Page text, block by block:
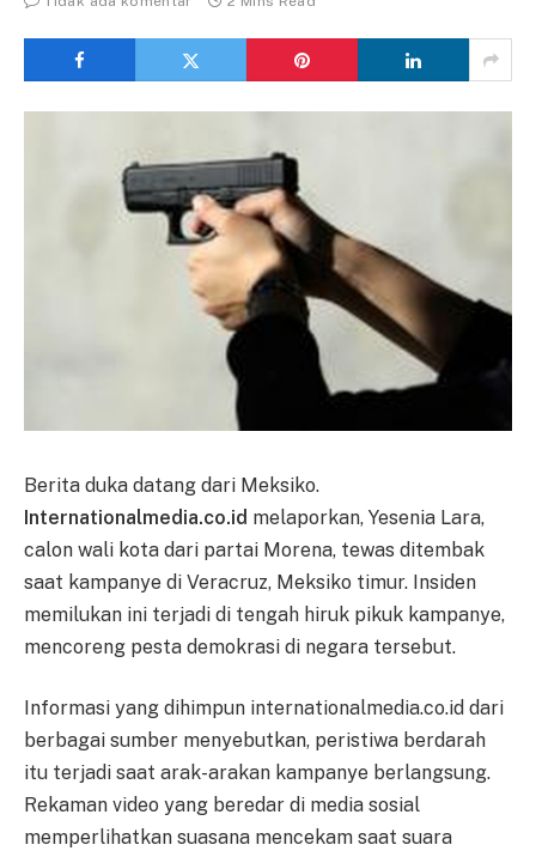
Berita duka datang dari Meksiko.
Internationalmedia.co.id melaporkan, Yesenia Lara,
calon wali kota dari partai Morena, tewas ditembak
saat kampanye di Veracruz, Meksiko timur. Insiden
memilukan ini terjadi di tengah hiruk pikuk kampanye,
mencoreng pesta demokrasi di negara tersebut.
Informasi yang dihimpun internationalmedia.co.id dari
berbagai sumber menyebutkan, peristiwa berdarah
itu terjadi saat arak-arakan kampanye berlangsung.
Rekaman video yang beredar di media sosial
memperlihatkan suasana mencekam saat suara